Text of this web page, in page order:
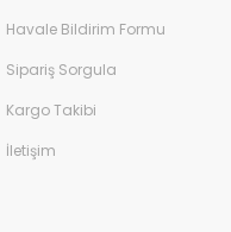
Havale Bildirim Formu
Sipariş Sorgula
Kargo Takibi
İletişim